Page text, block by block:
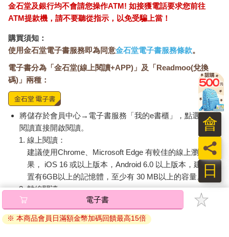
得出這樣的結論後，美世開始集中精神，專注地觀察大門周遭的
動態。
片刻後，察覺有人從後方拉扯自己衣袖的美世，不禁輕輕叫出
聲。
慌慌張張轉身的她，因為映入眼簾的光景而愣在原地，原本在腦
中盤算的各種計畫，也在這個瞬間徹底消散。
一雙平靜如止水的眸子，從美世肩膀下方的高度仰望著她。
站在她面前的──是個看起來不到十歲、身型纖細的稚嫩少年。
在逐漸升起的朝陽照耀下，他一頭及肩的淺褐色髮絲，看起來有
些接近金髮；他的眼珠是有些黯淡的藍色；白皙透明的肌膚，讓
他看起來幾乎和被白雪覆蓋的路面融為一體。
少年宛如西洋進口的陶瓷娃娃那般美麗的中性面容，讓美世有種
似曾相識的感覺。
不過，更令她吃驚的，是少年的穿著打扮。
即使穿上禦寒衣物，還是抵擋不了強烈寒意的這個冬天早晨，少
年竟然只穿著一襲白色長袖襯衫和一條格紋長褲，沒有披上外
套，更沒有用圍巾或手套保暖。
光是看著這樣的他，就令人冷到直打哆嗦。
金石堂及銀行均不會請您操作ATM! 如接獲電話要求您前往
ATM提款機，請不要聽從指示，以免受騙上當！
購買須知：
使用金石堂電子書服務即為同意金石堂電子書服務條款。
電子書分為「金石堂(線上閱讀+APP)」及「Readmoo(兌換
碼)」兩種：
將儲存於會員中心→電子書服務「我的e書櫃」，點選線上
閱讀直接開啟閱讀。
線上閱讀：
建議使用Chrome、Microsoft Edge 有較佳的線上瀏覽效
果， iOS 16 或以上版本，Android 6.0 以上版本，建議裝
置有6GB以上的記憶體，至少有 30 MB以上的容量。
離線閱讀：
Android
安裝電子書APP後，請依照提示登入「會員中心」→「我
的E書櫃」→「電子書APP通行碼/載具管理」，取得通行
電子書
※ 本商品會員日滿額金幣加碼回饋最高15倍
日
員
會